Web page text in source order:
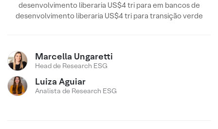
desenvolvimento liberaria US$4 tri para em bancos de
desenvolvimento liberaria US$4 tri para transição verde
Marcella Ungaretti
Head de Research ESG
Luiza Aguiar
Analista de Research ESG